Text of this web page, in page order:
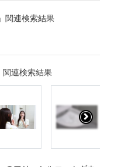
関連検索結果
関連検索結果